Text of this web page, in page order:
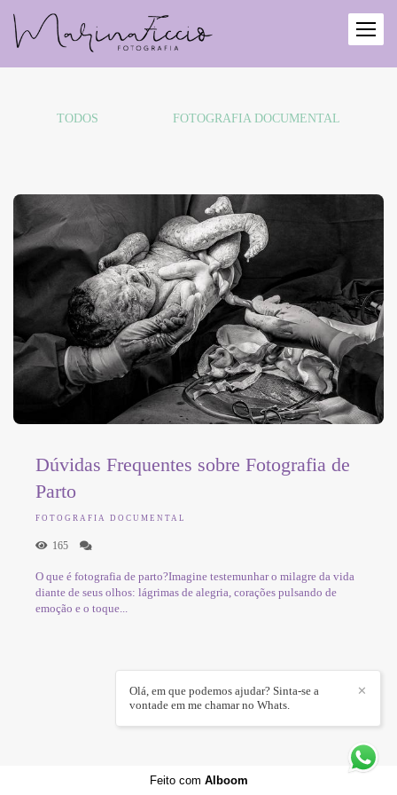
TODOS FOTOGRAFIA DOCUMENTAL
Dúvidas Frequentes sobre Fotografia de
Parto
FOTOGRAFIA DOCUMENTAL
165
O que é fotografia de parto?Imagine testemunhar o milagre da vida
diante de seus olhos: lágrimas de alegria, corações pulsando de
emoção e o toque...
✕
Olá, em que podemos ajudar? Sinta-se a
vontade em me chamar no Whats.
Feito com Alboom